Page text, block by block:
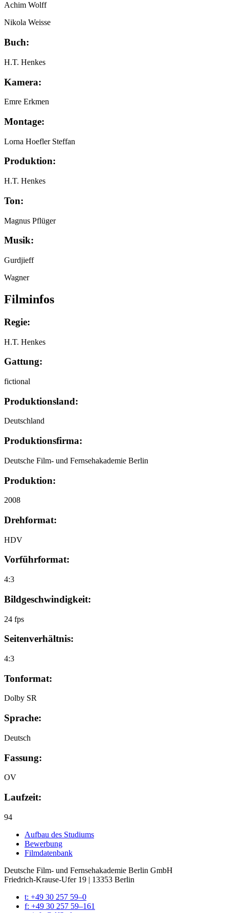
Achim Wolff
Nikola Weisse
Buch:
H.T. Henkes
Kamera:
Emre Erkmen
Montage:
Lorna Hoefler Steffan
Produktion:
H.T. Henkes
Ton:
Magnus Pflüger
Musik:
Gurdjieff
Wagner
Filminfos
Regie:
H.T. Henkes
Gattung:
fictional
Produktionsland:
Deutschland
Produktionsfirma:
Deutsche Film- und Fernsehakademie Berlin
Produktion:
2008
Drehformat:
HDV
Vorführformat:
4:3
Bildgeschwindigkeit:
24 fps
Seitenverhältnis:
4:3
Tonformat:
Dolby SR
Sprache:
Deutsch
Fassung:
OV
Laufzeit:
94
Auf­bau des Stu­di­ums
Bewer­bung
Film­da­ten­bank
Deutsche Film- und Fernseh­akademie Berlin GmbH
Friedrich-Krause-Ufer 19 | 13353 Berlin
t: +49 30 257 59–0
f: +49 30 257 59–161